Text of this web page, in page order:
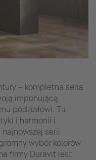
– kompletna seria
imponującą
podziałowi. Ta
i harmonii i
serii
wybór kolorów
firmy Duravit jest